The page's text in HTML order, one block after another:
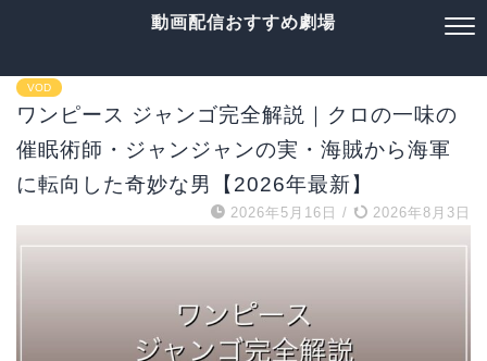
動画配信おすすめ劇場
VOD
ワンピース ジャンゴ完全解説｜クロの一味の
催眠術師・ジャンジャンの実・海賊から海軍
に転向した奇妙な男【2026年最新】
2026年5月16日 / 2026年8月3日